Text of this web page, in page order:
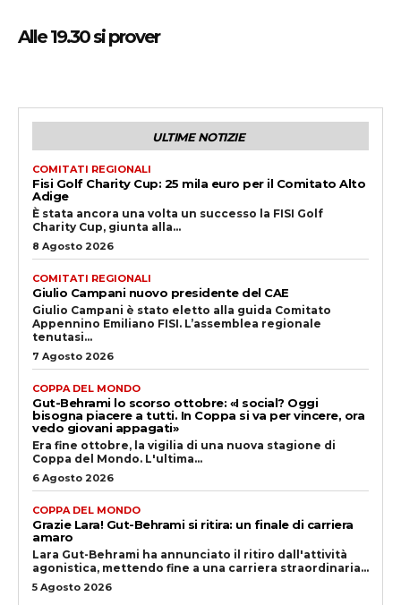
Alle 19.30 si prover
ULTIME NOTIZIE
COMITATI REGIONALI
Fisi Golf Charity Cup: 25 mila euro per il Comitato Alto
Adige
È stata ancora una volta un successo la FISI Golf
Charity Cup, giunta alla...
8 Agosto 2026
COMITATI REGIONALI
Giulio Campani nuovo presidente del CAE
Giulio Campani è stato eletto alla guida Comitato
Appennino Emiliano FISI. L’assemblea regionale
tenutasi...
7 Agosto 2026
COPPA DEL MONDO
Gut-Behrami lo scorso ottobre: «I social? Oggi
bisogna piacere a tutti. In Coppa si va per vincere, ora
vedo giovani appagati»
Era fine ottobre, la vigilia di una nuova stagione di
Coppa del Mondo. L'ultima...
6 Agosto 2026
COPPA DEL MONDO
Grazie Lara! Gut-Behrami si ritira: un finale di carriera
amaro
Lara Gut-Behrami ha annunciato il ritiro dall'attività
agonistica, mettendo fine a una carriera straordinaria...
5 Agosto 2026